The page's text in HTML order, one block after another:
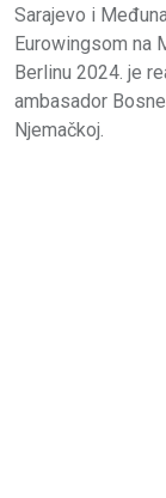
Sarajevo i
Eurowingsom na
Berlinu 2024. je
ambasador
Njemačkoj.